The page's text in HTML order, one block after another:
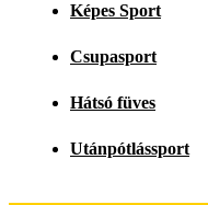
Képes Sport
Csupasport
Hátsó füves
Utánpótlássport